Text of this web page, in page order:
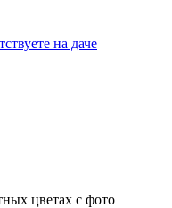
на даче
цветах с фото